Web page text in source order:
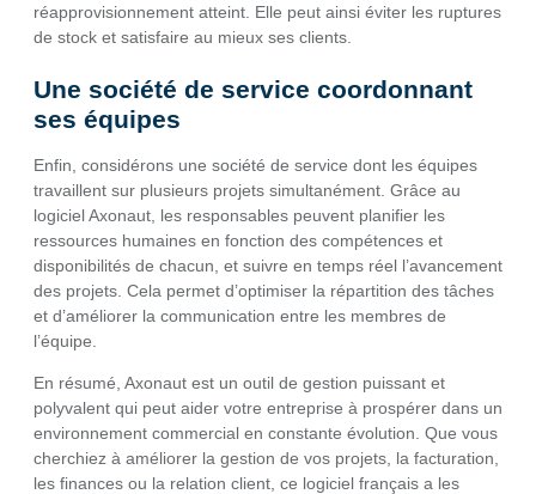
réapprovisionnement atteint. Elle peut ainsi éviter les ruptures
de stock et satisfaire au mieux ses clients.
Une société de service coordonnant
ses équipes
Enfin, considérons une société de service dont les équipes
travaillent sur plusieurs projets simultanément. Grâce au
logiciel Axonaut, les responsables peuvent planifier les
ressources humaines en fonction des compétences et
disponibilités de chacun, et suivre en temps réel l’avancement
des projets. Cela permet d’optimiser la répartition des tâches
et d’améliorer la communication entre les membres de
l’équipe.
En résumé, Axonaut est un outil de gestion puissant et
polyvalent qui peut aider votre entreprise à prospérer dans un
environnement commercial en constante évolution. Que vous
cherchiez à améliorer la gestion de vos projets, la facturation,
les finances ou la relation client, ce logiciel français a les